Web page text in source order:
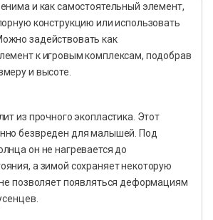
и как самостоятельный элемент,
конструкцию или использовать
задействовать как
к игровым комплексам, подобрав
и высоте.
из прочного экопластика. Этот
безвреден для малышей. Под
он не нагревается до
а зимой сохраняет некоторую
позволяет появляться деформациям